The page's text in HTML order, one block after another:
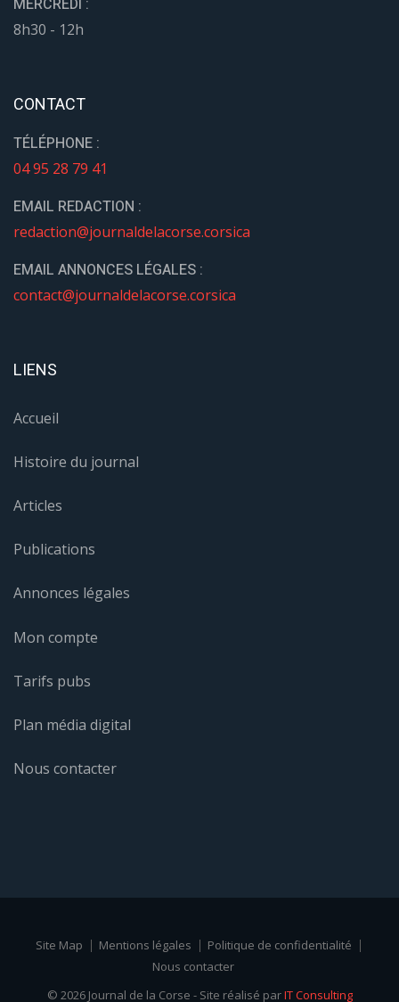
MERCREDI :
8h30 - 12h
CONTACT
TÉLÉPHONE :
04 95 28 79 41
EMAIL REDACTION :
redaction@journaldelacorse.corsica
EMAIL ANNONCES LÉGALES :
contact@journaldelacorse.corsica
LIENS
Accueil
Histoire du journal
Articles
Publications
Annonces légales
Mon compte
Tarifs pubs
Plan média digital
Nous contacter
Site Map Mentions légales
Politique de confidentialité
Nous contacter
© 2026 Journal de la Corse - Site réalisé parIT Consulting